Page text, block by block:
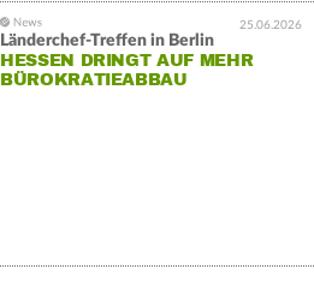
25.06.2026
Länderchef-Treffen in Berlin
HESSEN DRINGT AUF MEHR
BÜROKRATIEABBAU